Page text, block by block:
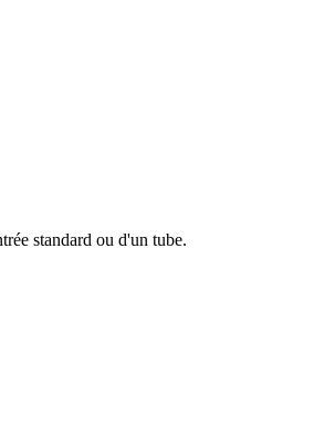
standard ou d'un tube.